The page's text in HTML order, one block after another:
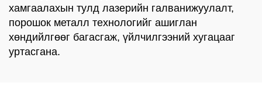
хамгаалахын тулд лазерийн галванижуулалт,
порошок металл технологийг ашиглан
хөндийлгөөг багасгаж, үйлчилгээний хугацааг
уртасгана.